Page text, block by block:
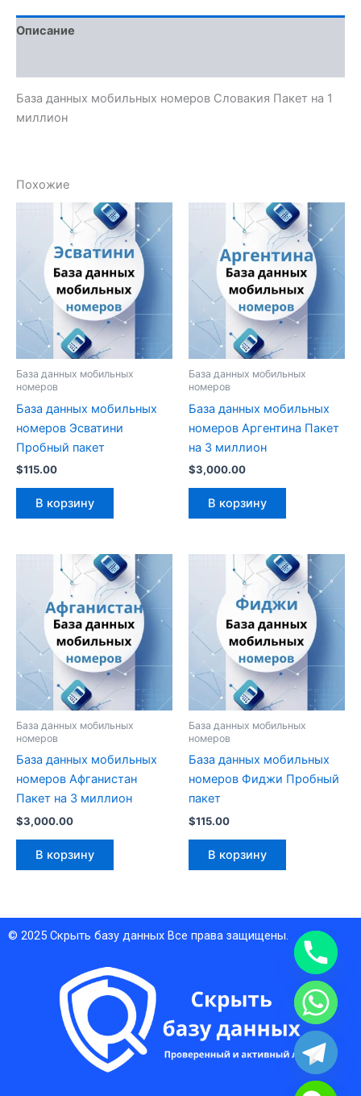
Описание
База данных мобильных номеров Словакия Пакет на 1
миллион
Похожие
База данных мобильных
номеров
База данных мобильных
номеров Эсватини
Пробный пакет
$115.00
В корзину
База данных мобильных
номеров
База данных мобильных
номеров Аргентина Пакет
на 3 миллион
$3,000.00
В корзину
База данных мобильных
номеров
База данных мобильных
номеров Афганистан
Пакет на 3 миллион
$3,000.00
В корзину
База данных мобильных
номеров
База данных мобильных
номеров Фиджи Пробный
пакет
$115.00
В корзину
© 2025 Скрыть базу данных Все права защищены.